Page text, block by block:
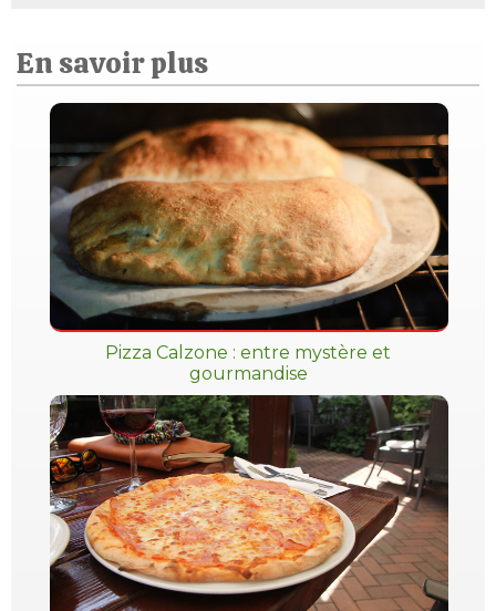
En savoir plus
Pizza Calzone : entre mystère et
gourmandise